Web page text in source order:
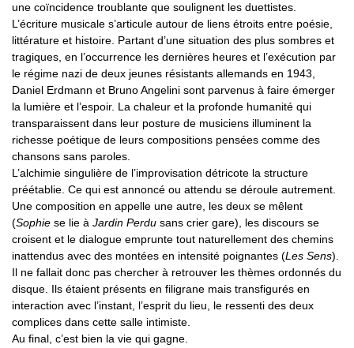
une coïncidence troublante que soulignent les duettistes.
L’écriture musicale s’articule autour de liens étroits entre poésie,
littérature et histoire. Partant d’une situation des plus sombres et
tragiques, en l’occurrence les dernières heures et l’exécution par
le régime nazi de deux jeunes résistants allemands en 1943,
Daniel Erdmann et Bruno Angelini sont parvenus à faire émerger
la lumière et l’espoir. La chaleur et la profonde humanité qui
transparaissent dans leur posture de musiciens illuminent la
richesse poétique de leurs compositions pensées comme des
chansons sans paroles.
L’alchimie singulière de l’improvisation détricote la structure
préétablie. Ce qui est annoncé ou attendu se déroule autrement.
Une composition en appelle une autre, les deux se mêlent
(Sophie se lie à Jardin Perdu sans crier gare), les discours se
croisent et le dialogue emprunte tout naturellement des chemins
inattendus avec des montées en intensité poignantes (Les Sens).
Il ne fallait donc pas chercher à retrouver les thèmes ordonnés du
disque. Ils étaient présents en filigrane mais transfigurés en
interaction avec l’instant, l’esprit du lieu, le ressenti des deux
complices dans cette salle intimiste.
Au final, c’est bien la vie qui gagne.